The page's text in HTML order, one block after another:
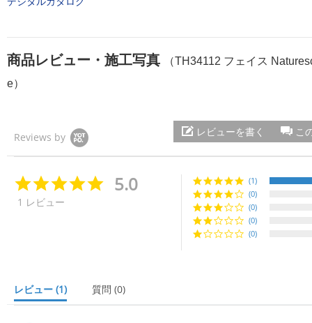
商品レビュー・施工写真
（TH34112 フェイス
e）
Reviews by こ
レビューを書く
i
n
g
5.0
1 レビュー
(1)
(0)
(0)
(0)
(0)
レビュー (1) 質問 (0)